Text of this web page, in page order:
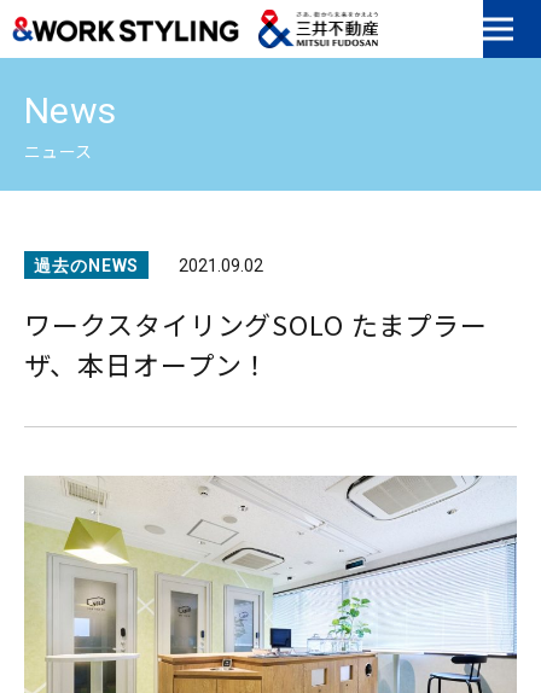
News
ニュース
過去のNEWS 2021.09.02
ワークスタイリングSOLO たまプラー
ザ、本日オープン！